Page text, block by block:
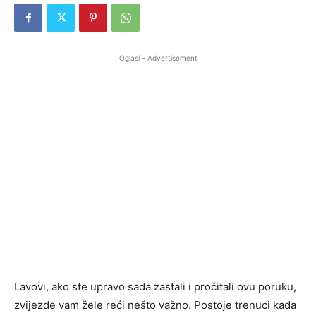
Oglasi - Advertisement
Lavovi, ako ste upravo sada zastali i pročitali ovu poruku,
zvijezde vam žele reći nešto važno. Postoje trenuci kada